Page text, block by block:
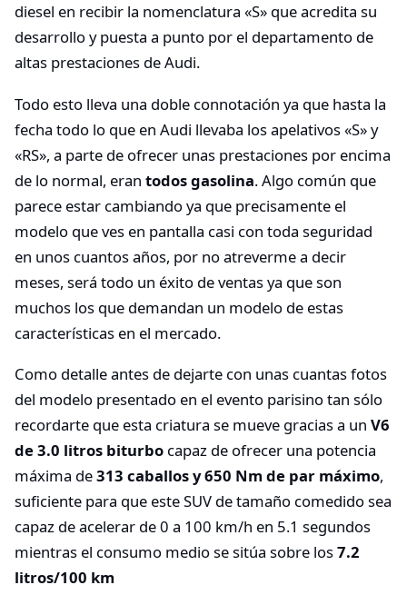
diesel en recibir la nomenclatura «S» que acredita su
desarrollo y puesta a punto por el departamento de
altas prestaciones de Audi.
Todo esto lleva una doble connotación ya que hasta la
fecha todo lo que en Audi llevaba los apelativos «S» y
«RS», a parte de ofrecer unas prestaciones por encima
de lo normal, eran todos gasolina. Algo común que
parece estar cambiando ya que precisamente el
modelo que ves en pantalla casi con toda seguridad
en unos cuantos años, por no atreverme a decir
meses, será todo un éxito de ventas ya que son
muchos los que demandan un modelo de estas
características en el mercado.
Como detalle antes de dejarte con unas cuantas fotos
del modelo presentado en el evento parisino tan sólo
recordarte que esta criatura se mueve gracias a un V6
de 3.0 litros biturbo capaz de ofrecer una potencia
máxima de313 caballos y 650 Nm de par máximo,
suficiente para que este SUV de tamaño comedido sea
capaz de acelerar de 0 a 100 km/h en 5.1 segundos
mientras el consumo medio se sitúa sobre los7.2
litros/100 km